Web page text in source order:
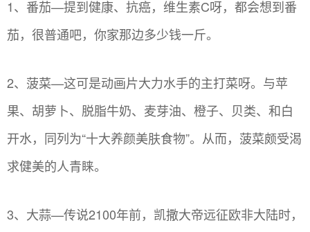
1、番茄—提到健康、抗癌，维生素C呀，都会想到番
茄，很普通吧，你家那边多少钱一斤。
2、菠菜—这可是动画片大力水手的主打菜呀。与苹
果、胡萝卜、脱脂牛奶、麦芽油、橙子、贝类、和白
开水，同列为“十大养颜美肤食物”。从而，菠菜颇受渴
求健美的人青睐。
3、大蒜—传说2100年前，凯撒大帝远征欧非大陆时，